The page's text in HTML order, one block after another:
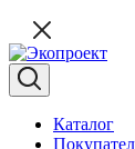
Каталог